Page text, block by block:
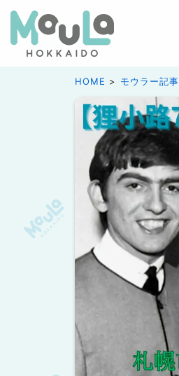
HOME モウラー記事